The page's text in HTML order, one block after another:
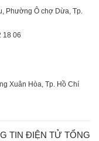
Phường Ô chợ Dừa, Tp.
18 06
Xuân Hòa, Tp. Hồ Chí
TIN ĐIỆN TỬ TỔNG